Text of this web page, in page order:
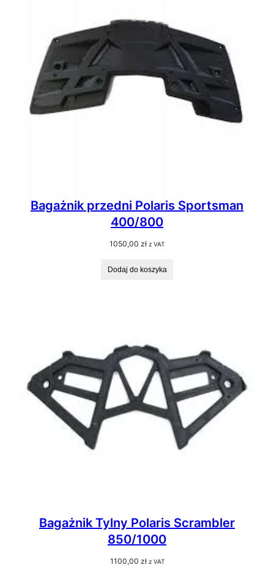
Bagażnik przedni Polaris Sportsman
400/800
1050,00 zł z VAT
Dodaj do koszyka
Bagażnik Tylny Polaris Scrambler
850/1000
1100,00 zł z VAT